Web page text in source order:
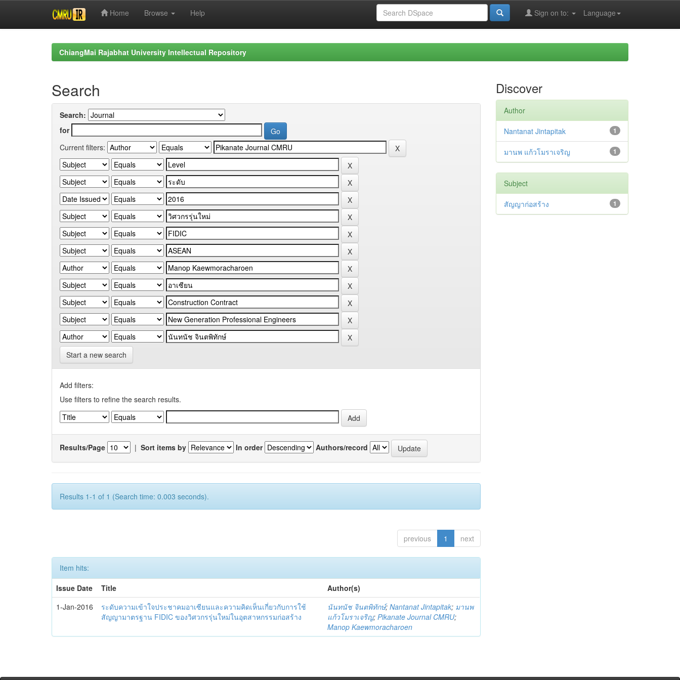
Home Browse Help Language
Sign on to:
ChiangMai Rajabhat University Intellectual Repository
Search
Search:
for
Current filters:
Start a new search
Add filters:
Use filters to refine the search results.
Results/Page | Sort items by In order Authors/record
Results 1-1 of 1 (Search time: 0.003 seconds).
previous 1 next
Item hits:
Issue Date
Title
Author(s)
1-Jan-2016
ระดับความเข้าใจประชาคมอาเซียนและความคิดเห็นเกี่ยวกับการใช้
สัญญามาตรฐาน FIDIC ของวิศวกรรุ่นใหม่ในอุตสาหกรรมก่อสร้าง
นันทนัช จินตพิทักษ์;Nantanat Jintapitak; มานพ
แก้วโมราเจริญ;Pikanate Journal CMRU;
Manop Kaewmoracharoen
Discover
Author
1
Nantanat Jintapitak
1
มานพ แก้วโมราเจริญ
Subject
1
สัญญาก่อสร้าง